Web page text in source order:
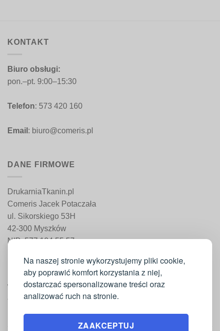
Na naszej stronie wykorzystujemy pliki cookie,
aby poprawić komfort korzystania z niej,
dostarczać spersonalizowane treści oraz
analizować ruch na stronie.
ZAAKCEPTUJ
KONTAKT
Biuro obsługi:
pon.–pt. 9:00–15:30
Telefon: 573 420 160
Email : biuro@comeris.pl
DANE FIRMOWE
DrukarniaTkanin.pl
Comeris Jacek Potaczała
ul. Sikorskiego 53H
42-300 Myszków
NIP: 577 194 55 57
WAŻNE INFORMACJE
Moje konto